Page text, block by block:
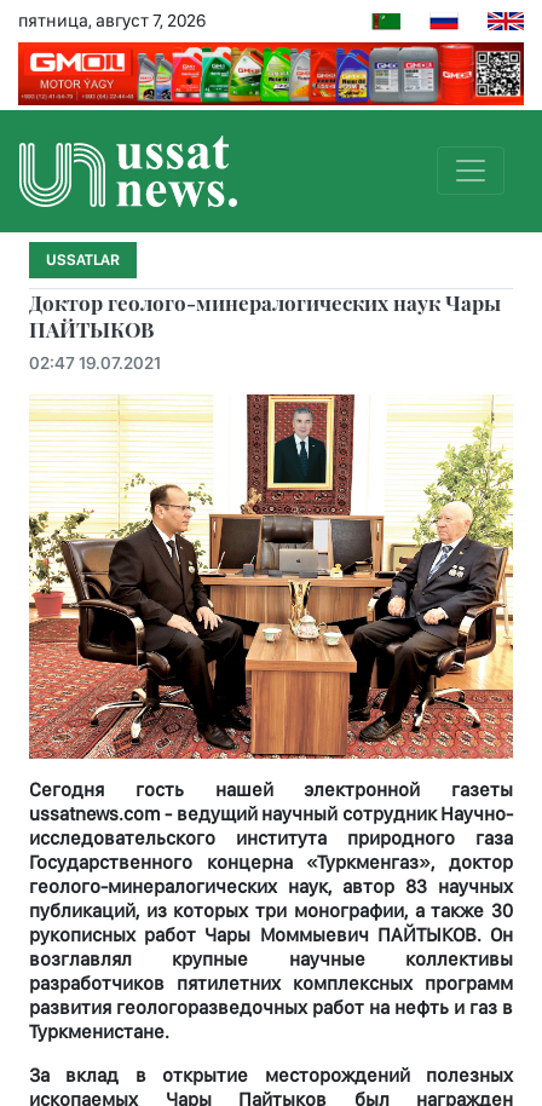
пятница, август 7, 2026
USSATLAR
Доктор геолого-минералогических наук Чары
ПАЙТЫКОВ
02:47 19.07.2021
Сегодня гость нашей электронной газеты
ussatnews.com - ведущий научный сотрудник Научно-
исследовательского института природного газа
Государственного концерна «Туркменгаз», доктор
геолого-минералогических наук, автор 83 научных
публикаций, из которых три монографии, а также 30
рукописных работ Чары Моммыевич ПАЙТЫКОВ. Он
возглавлял крупные научные коллективы
разработчиков пятилетних комплексных программ
развития геологоразведочных работ на нефть и газ в
Туркменистане.
За вклад в открытие месторождений полезных
ископаемых Чары Пайтыков был награжден